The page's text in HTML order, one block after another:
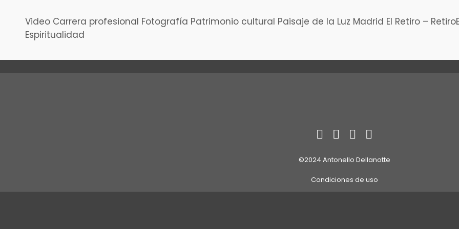
Video Carrera profesional Fotografía Patrimonio cultural Paisaje de la Luz Madrid El Retiro –
Espiritualidad
©2024 Antonello Dellanotte
Condiciones de uso